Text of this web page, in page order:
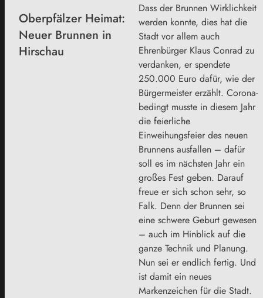
Oberpfälzer Heimat:
Neuer Brunnen in
Hirschau
Dass der Brunnen Wirklichkeit
werden konnte, dies hat die
Stadt vor allem auch
Ehrenbürger Klaus Conrad zu
verdanken, er spendete
250.000 Euro dafür, wie der
Bürgermeister erzählt. Corona-
bedingt musste in diesem Jahr
die feierliche
Einweihungsfeier des neuen
Brunnens ausfallen – dafür
soll es im nächsten Jahr ein
großes Fest geben. Darauf
freue er sich schon sehr, so
Falk. Denn der Brunnen sei
eine schwere Geburt gewesen
– auch im Hinblick auf die
ganze Technik und Planung.
Nun sei er endlich fertig. Und
ist damit ein neues
Markenzeichen für die Stadt.